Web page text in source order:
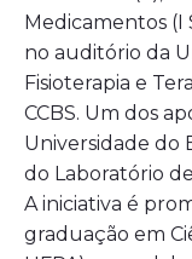
Medicamentos (I
no auditório da
Fisioterapia e
CCBS. Um dos
Universidade do
do Laboratório
A iniciativa é
graduação em